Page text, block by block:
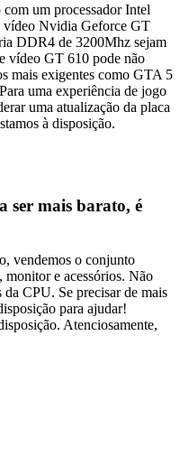
um processador Intel
vídeo Nvidia Geforce GT
DDR4 de 3200Mhz sejam
vídeo GT 610 pode não
mais exigentes como GTA 5
uma experiência de jogo
uma atualização da placa
à disposição.
ser mais barato, é
vendemos o conjunto
e acessórios. Não
da CPU. Se precisar de mais
para ajudar!
Atenciosamente,